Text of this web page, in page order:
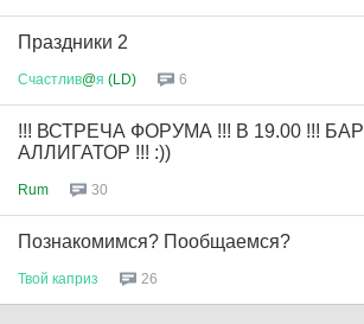
Праздники 2
Счастлив@я (LD) 6
!!! ВСТРЕЧА ФОРУМА !!! В 19.00 !!! БАР
АЛЛИГАТОР !!! :))
Rum 30
Познакомимся? Пообщаемся?
Твой каприз 26